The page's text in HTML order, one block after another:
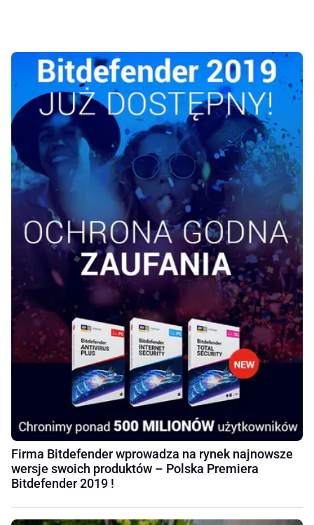
Firma Bitdefender wprowadza na rynek najnowsze
wersje swoich produktów – Polska Premiera
Bitdefender 2019 !